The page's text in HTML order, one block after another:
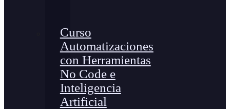
Curso
Automatizaciones
con Herramientas
No Code e
Inteligencia
Artificial